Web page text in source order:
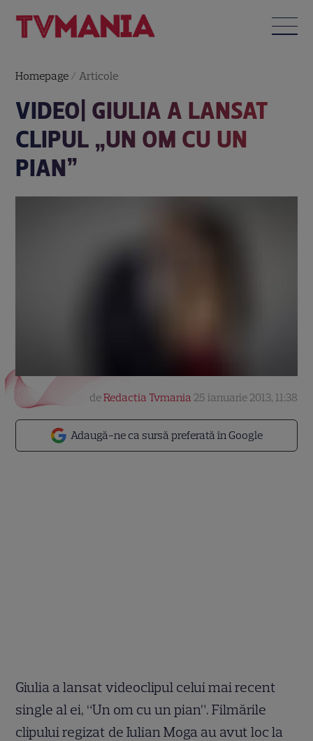
Homepage / Articole
VIDEO| GIULIA A LANSAT
CLIPUL „UN OM CU UN
PIAN”
Adaugă-ne ca sursă preferată în Google
deRedactia Tvmania 25 ianuarie 2013, 11:38
Giulia a lansat videoclipul celui mai recent
single al ei, “Un om cu un pian”. Filmările
clipului regizat de Iulian Moga au avut loc la